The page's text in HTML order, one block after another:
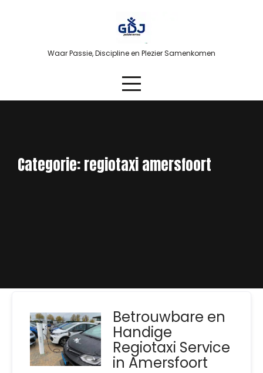
Waar Passie, Discipline en Plezier Samenkomen
Categorie:regiotaxi amersfoort
Betrouwbare en
Handige
Regiotaxi Service
in Amersfoort